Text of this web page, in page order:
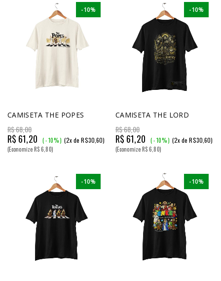
-10%
CAMISETA THE POPES
R$ 68,00
R$ 61,20 ( - 10% ) (2x de R$30,60)
(Economize R$ 6,80)
-10%
CAMISETA THE LORD
R$ 68,00
R$ 61,20 ( - 10% ) (2x de R$30,60)
(Economize R$ 6,80)
-10% -10%